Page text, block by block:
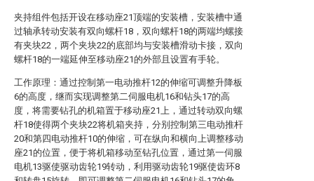
夹持组件包括开设在移动座21顶端的安装槽，安装槽中通
过轴承转动安装有双向螺杆18，双向螺杆18的两端均螺接
有夹块22，两个夹块22的底部均与安装槽滑动卡接，双向
螺杆18的一端延伸至移动座21的外部且设置有手轮。
工作原理：通过控制第一电动推杆12的伸缩可调整升降板
6的高度，继而实现调整第二伺服电机16和钻头17的高
度，将需要钻孔的机箱置于移动座21上，通过转动双向螺
杆18使得两个夹块22将机箱夹持，分别控制第三电动推杆
20和第四电动推杆10的伸缩，可在纵向和横向上调整移动
座21的位置，便于将机箱移动至钻孔位置，通过第一伺服
电机13驱使驱动齿轮19转动，利用驱动齿轮19驱使齿环8